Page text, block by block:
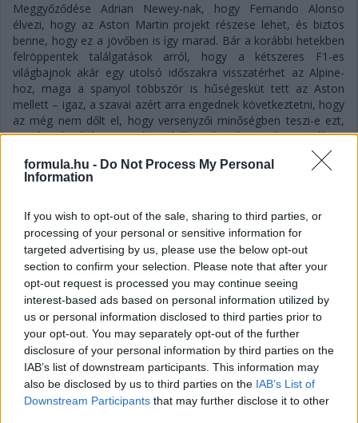
formula.hu - Do Not Process My Personal
Information
If you wish to opt-out of the sale, sharing to third parties, or
processing of your personal or sensitive information for
targeted advertising by us, please use the below opt-out
section to confirm your selection. Please note that after your
opt-out request is processed you may continue seeing
interest-based ads based on personal information utilized by
us or personal information disclosed to third parties prior to
your opt-out. You may separately opt-out of the further
disclosure of your personal information by third parties on the
IAB’s list of downstream participants. This information may
also be disclosed by us to third parties on the IAB’s List of
Downstream Participants that may further disclose it to other
Meggyőződése Adrian Newey-nak, hogy Fernando Alonso
élvezi, hogy az Aston Martin projekt részese lehet, és biztos
benne, hogy ez a jövőben is így marad. Bár a korábbi hetekben
felröppentek találgatások arról, hogy a kétszeres F1-es
világbajnok akár egy utolsó időszakra visszatérhet az Alpine-
hoz, maga a spanyol többször is hűségesküt tett az Aston
mellett – igaz, a szavai azért arra engednek következtetni, hogy
az még nem dőlt el, hogy versenyzői minőségben teszi-e ezt,
mivel utalt rá, hogy az új szabályrendszerben már nem élvezi
Hasonlóra utalhattak Newey szavai is, amikor arról kérdezték
fontos számukra, hogy megtartsák Alonsót, és szerintük
sikerülni fog-e ez az istálló gyenge szereplése fényében is:
„Fernando nyilvánvalóan egy lenyűgöző versenyző. Óriási
értéket jelent a csapatnak, mind a visszajelzéseivel, mind a
képességeivel. Úgyhogy természetesen fontos számunkra.
Meglehetősen biztos vagyok benne, hogy Fernando élvezi a
velünk töltött idejét, és hogy folytatni fogjuk a kapcsolatunkat”
– fogalmazott a csapatfőnök és technikai szakvezető.